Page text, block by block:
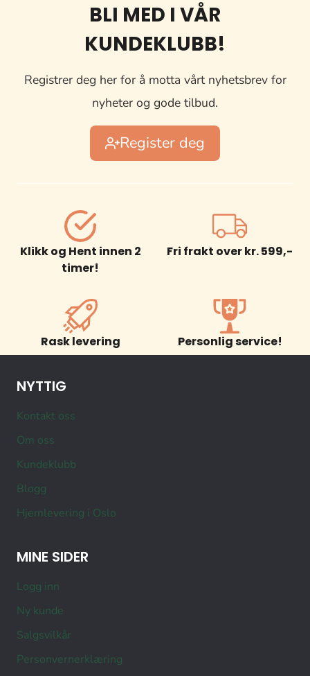
BLI MED I VÅR
KUNDEKLUBB!
Registrer deg her for å motta vårt nyhetsbrev for
nyheter og gode tilbud.
Register deg
Klikk og Hent innen 2
timer!
Fri frakt over kr. 599,-
Rask levering Personlig service!
NYTTIG
Kontakt oss
Om oss
Kundeklubb
Blogg
Hjemlevering i Oslo
MINE SIDER
Logg inn
Ny kunde
Salgsvilkår
Personvernerklæring